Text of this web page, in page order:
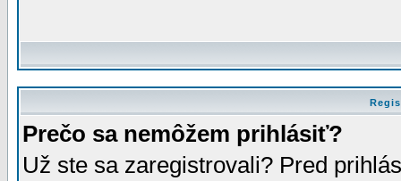
Prečo sa nemôžem prihlásiť?
Už ste sa zaregistrovali? Pred